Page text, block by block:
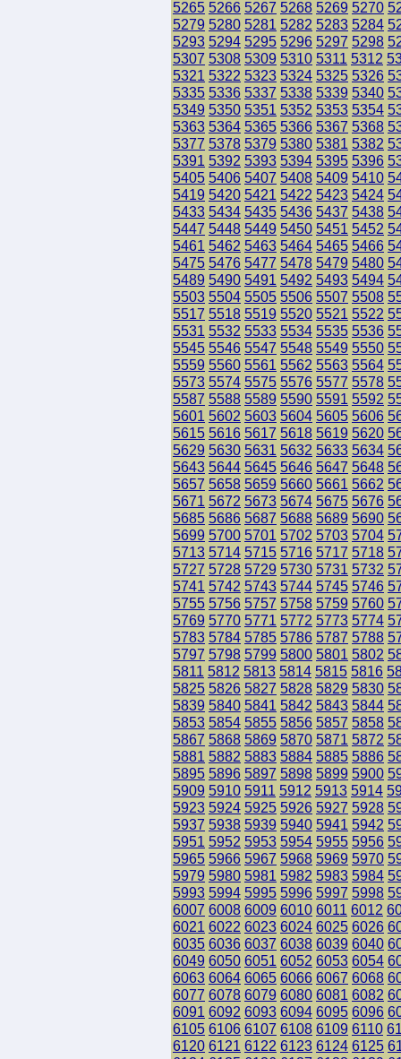
5265 5266 5267 5268 5269 5270
5279 5280 5281 5282 5283 5284
5293 5294 5295 5296 5297 5298
5307 5308 5309 5310 5311 5312
5321 5322 5323 5324 5325 5326
5335 5336 5337 5338 5339 5340
5349 5350 5351 5352 5353 5354
5363 5364 5365 5366 5367 5368
5377 5378 5379 5380 5381 5382
5391 5392 5393 5394 5395 5396
5405 5406 5407 5408 5409 5410
5419 5420 5421 5422 5423 5424
5433 5434 5435 5436 5437 5438
5447 5448 5449 5450 5451 5452
5461 5462 5463 5464 5465 5466
5475 5476 5477 5478 5479 5480
5489 5490 5491 5492 5493 5494
5503 5504 5505 5506 5507 5508
5517 5518 5519 5520 5521 5522
5531 5532 5533 5534 5535 5536
5545 5546 5547 5548 5549 5550
5559 5560 5561 5562 5563 5564
5573 5574 5575 5576 5577 5578
5587 5588 5589 5590 5591 5592
5601 5602 5603 5604 5605 5606
5615 5616 5617 5618 5619 5620
5629 5630 5631 5632 5633 5634
5643 5644 5645 5646 5647 5648
5657 5658 5659 5660 5661 5662
5671 5672 5673 5674 5675 5676
5685 5686 5687 5688 5689 5690
5699 5700 5701 5702 5703 5704
5713 5714 5715 5716 5717 5718
5727 5728 5729 5730 5731 5732
5741 5742 5743 5744 5745 5746
5755 5756 5757 5758 5759 5760
5769 5770 5771 5772 5773 5774
5783 5784 5785 5786 5787 5788
5797 5798 5799 5800 5801 5802
5811 5812 5813 5814 5815 5816
5825 5826 5827 5828 5829 5830
5839 5840 5841 5842 5843 5844
5853 5854 5855 5856 5857 5858
5867 5868 5869 5870 5871 5872
5881 5882 5883 5884 5885 5886
5895 5896 5897 5898 5899 5900
5909 5910 5911 5912 5913 5914
5923 5924 5925 5926 5927 5928
5937 5938 5939 5940 5941 5942
5951 5952 5953 5954 5955 5956
5965 5966 5967 5968 5969 5970
5979 5980 5981 5982 5983 5984
5993 5994 5995 5996 5997 5998
6007 6008 6009 6010 6011 6012
6021 6022 6023 6024 6025 6026
6035 6036 6037 6038 6039 6040
6049 6050 6051 6052 6053 6054
6063 6064 6065 6066 6067 6068
6077 6078 6079 6080 6081 6082
6091 6092 6093 6094 6095 6096
6105 6106 6107 6108 6109 6110
6120 6121 6122 6123 6124 6125